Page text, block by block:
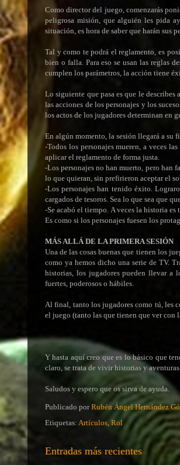
Como director del juego, comenzarás
peligrosa misión, que alguién les pida
situación, es hora de saber que harán sus
Tal y como te podrá el reglamento, es
bien o falla. Para eso se usan las reglas
cumplen los parámetros, la acción tiene
Lo siguiente que pasa es que le
las acciones de los personajes y los
los actos de los jugadores determinan en
En algún momento, la sesión llegará a su
-Todos los personajes mueren, a veces
aplicar el reglamento de forma justa.
-Los personajes no han muerto, pero han
lo que quieran, sin prefirieron aceptar el
-Los personajes han tenido éxito.
cargados de tesoros. Sea lo que sea que
-Se acabó el tiempo. A veces la historia
Es como si los personajes fuesen los
MÁS ALLÁ DE LA PRIMERA SESIÓN
Una de las cosas buenas que tienen los
como ya hemos dicho una serie de TV.
historias, los jugadores pueden llevar a
fuertes, poderosos o hábiles.
Al final, tanto los jugadores como tú, les
el juego (tanto las que tienen que ver con
Y hasta aquí creo que es lo básico que
claro, se trata de vivir historias y
Saludos y espero que os sirva de ayuda.
Publicado porRubén Ángel Hernández
Etiquetas: Artículos, Rol
Entradas más recientes